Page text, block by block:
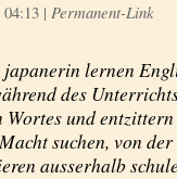
| Permanent-Link
lernen
des
und
suchen, von
ausserhalb